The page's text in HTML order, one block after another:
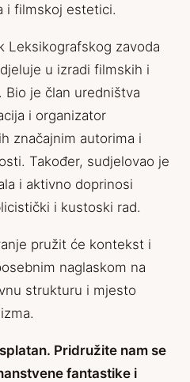
i filmskoj estetici.
Leksikografskog zavoda
u izradi filmskih i
Bio je član uredništva
i organizator
značajnim autorima i
Također, sudjelovao je
i aktivno doprinosi
i kustoski rad.
pružit će kontekst i
naglaskom na
strukturu i mjesto
Pridružite nam se
fantastike i